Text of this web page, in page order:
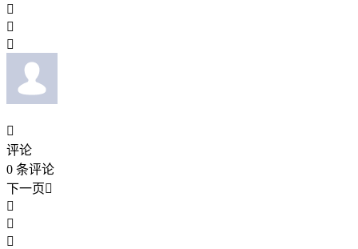




评论
0 条评论
下一页


